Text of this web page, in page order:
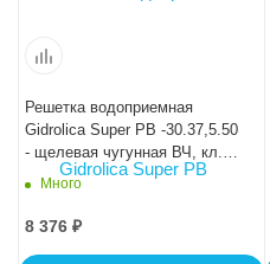
Решетка водоприемная
Gidrolica Super РВ -30.37,5.50
- щелевая чугунная ВЧ, кл.
D400
Много
8 376 ₽